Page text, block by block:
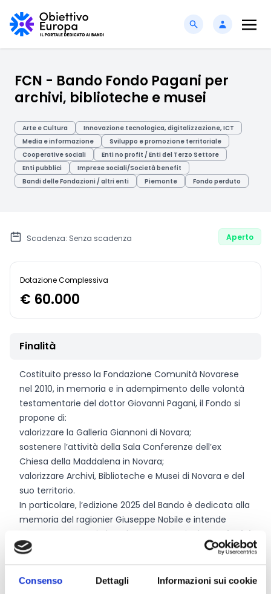
Consenso Dettagli Informazioni sui cookie
FCN - Bando Fondo Pagani per
archivi, biblioteche e musei
Arte e Cultura
Innovazione tecnologica, digitalizzazione, ICT
Media e informazione
Sviluppo e promozione territoriale
Cooperative sociali
Enti no profit / Enti del Terzo Settore
Enti pubblici
Imprese sociali/Società benefit
Bandi delle Fondazioni / altri enti
Piemonte Fondo perduto
Scadenza: Senza scadenza Aperto
Dotazione Complessiva
€ 60.000
Finalità
Costituito presso la Fondazione Comunità Novarese
nel 2010, in memoria e in adempimento delle volontà
testamentarie del dottor Giovanni Pagani, il Fondo si
propone di:
valorizzare la Galleria Giannoni di Novara;
sostenere l’attività della Sala Conferenze dell’ex
Chiesa della Maddalena in Novara;
valorizzare Archivi, Biblioteche e Musei di Novara e del
suo territorio.
In particolare, l’edizione 2025 del Bando è dedicata alla
memoria del ragionier Giuseppe Nobile e intende
sostenere progetti che, oltre a perseguire la
tutela del
patrimonio archivistico, librario e museale
custodito nel territorio novarese, si propongano di
favorire l’evoluzionedi archivi, biblioteche e musei in